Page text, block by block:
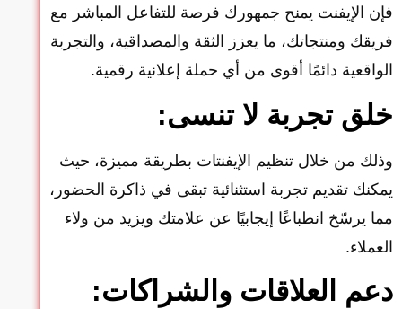
فإن الإيفنت يمنح جمهورك فرصة للتفاعل المباشر مع
فريقك ومنتجاتك، ما يعزز الثقة والمصداقية، والتجربة
الواقعية دائمًا أقوى من أي حملة إعلانية رقمية.
خلق تجربة لا تنسى:
وذلك من خلال تنظيم الإيفنتات بطريقة مميزة، حيث
يمكنك تقديم تجربة استثنائية تبقى في ذاكرة الحضور،
مما يرسّخ انطباعًا إيجابيًا عن علامتك ويزيد من ولاء
العملاء.
دعم العلاقات والشراكات: